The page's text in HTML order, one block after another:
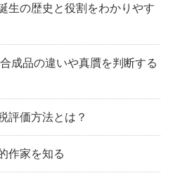
生の歴史と役割をわかりやす
成品の違いや真贋を判断する
評価方法とは？
作家を知る